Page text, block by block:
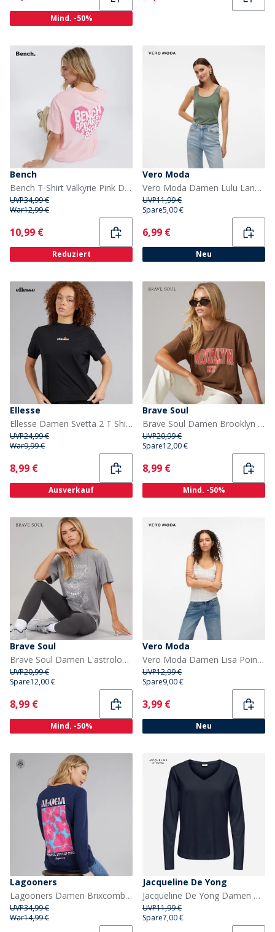
Mind. -50%
Bench
Bench T-Shirt Valkyrie Pink Damen
UVP34,99 €
War12,99 €
Current
10,99 €
Reduziert
Vero Moda
Vero Moda Damen Lulu Lang Tanktop Lorbeerkranz
UVP11,99 €
Spare5,00 €
Current
6,99 €
Neu
Ellesse
Ellesse Damen Svetta 2 T Shirt Schwarz
UVP24,99 €
War9,99 €
Current
8,99 €
Ausverkauf
Brave Soul
Brave Soul Damen Brooklyn T-Shirt Brown Acid Wash
UVP20,99 €
Spare12,00 €
Current
8,99 €
Mind. -50%
Brave Soul
Brave Soul Damen L'astrologie Acid Wash T Shirt Grey Acid Wash
UVP20,99 €
Spare12,00 €
Current
8,99 €
Mind. -50%
Vero Moda
Vero Moda Damen Lisa Pointelle Weste Schneeweiß
UVP12,99 €
Spare9,00 €
Current
3,99 €
Neu
Lagooners
Lagooners Damen Brixcombe Langarm T Shirt Navy
UVP34,99 €
War14,99 €
Jacqueline De Yong
Jacqueline De Yong Damen Rex Langarm T Shirt Himmelskapitän
UVP11,99 €
Spare7,00 €